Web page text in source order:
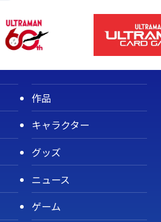
作品
キャラクター
グッズ
ニュース
ゲーム